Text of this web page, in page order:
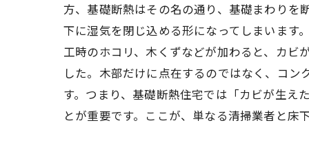
葛飾区新
方、基礎断熱はその名の通り、基礎まわりを
下に湿気を閉じ込める形になってしまいます
工時のホコリ、木くずなどが加わると、カビ
した。木部だけに点在するのではなく、コ
す。つまり、基礎断熱住宅では「カビが生え
とが重要です。ここが、単なる清掃業者と床